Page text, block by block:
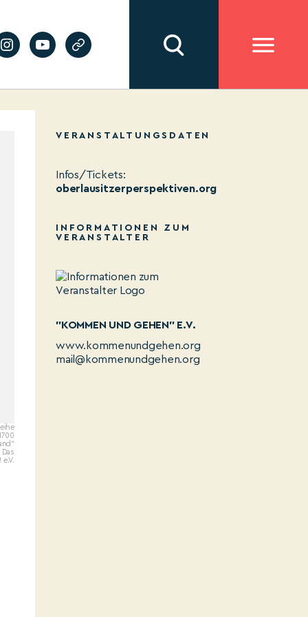
VERANSTALTUNGSDATEN
Infos/Tickets:
oberlausitzerperspektiven.org
INFORMATIONEN ZUM
VERANSTALTER
"KOMMEN UND GEHEN" E.V.
www.kommenundgehen.org
mail@kommenundgehen.org